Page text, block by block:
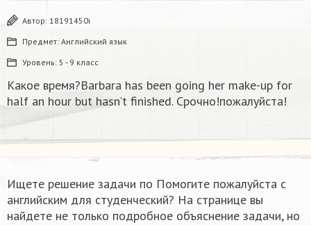
Автор: 18191450i
Предмет: Английский язык
Уровень: 5 - 9 класс
Какое время?Barbara has been going her make-up for
half an hour but hasn’t finished. Срочно!пожалуйста!
Ищете решение задачи по Помогите пожалуйста с
английским для студенческий? На странице вы
найдете не только подробное объяснение задачи, но